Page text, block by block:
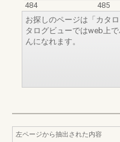
484
485
お探しのページは「カタ
タログビューではweb上
んになれます。
左ページから抽出された内容